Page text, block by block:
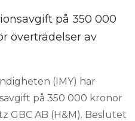
på 350 000
överträdelser av
(IMY) har
på 350 000 kronor
GBC AB (H&M). Beslutet